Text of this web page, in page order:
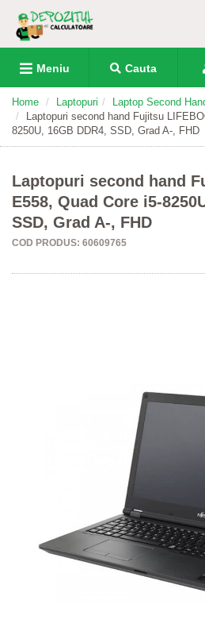
Meniu Cauta
Home Laptopuri Laptop Second
Laptopuri second hand Fujitsu
8250U, 16GB DDR4, SSD, Grad A-, FHD
Laptopuri second hand
E558, Quad Core i5-
SSD, Grad A-, FHD
COD PRODUS: 60609765